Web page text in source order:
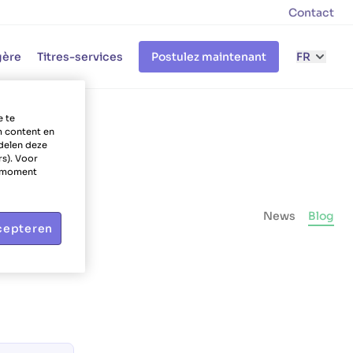
Contact
Titres-services Postulez maintenant FR
News Blog
te
content en
deze
Voor